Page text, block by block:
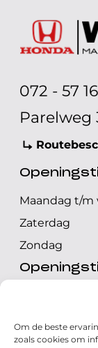
Om de beste
zoals cookies om
072 - 57
Parelweg
Maandag t/m
Zaterdag
Zondag
Maandag t/
Zondag